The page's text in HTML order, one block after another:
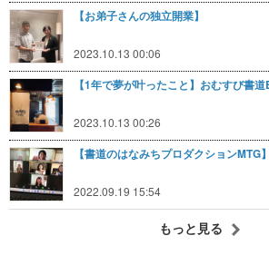
【お弟子さんの独立開業】
2023.10.13 00:06
【1年で夢が叶ったこと】おむすび書
2023.10.13 00:26
【書道のはなみちプロダクションMTG】
2022.09.19 15:54
もっと見る